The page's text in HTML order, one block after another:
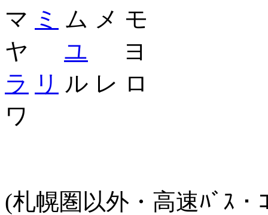
マ ミ ム メ モ
ヤ ユ ヨ
ラ
リ ル レ ロ
ワ
(札幌圏以外・高速ﾊﾞｽ・